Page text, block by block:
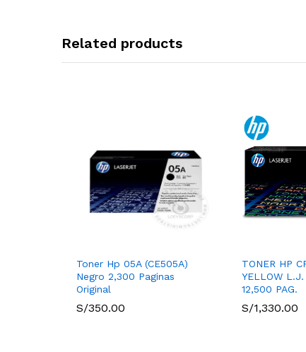
Related products
Toner Hp 05A (CE505A)
Negro 2,300 Paginas
Original
S/350.00
TONER HP
YELLOW
12,500 PAG.
S/1,330.00